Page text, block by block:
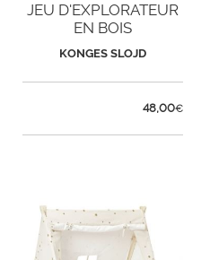
JEU D'EXPLORATEUR
EN BOIS
KONGES SLOJD
48,00€